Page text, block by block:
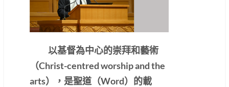
以基督為中心的崇拜和藝術
（Christ-centred worship and the
arts），是聖道（Word）的載